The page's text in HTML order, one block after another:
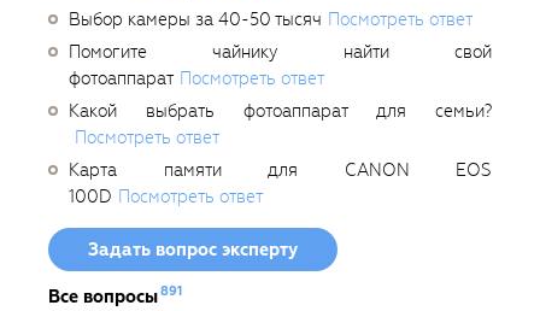
Выбор камеры за 40-50 тысяч Посмотреть ответ
Помогите чайнику найти свой
фотоаппарат Посмотреть ответ
Какой выбрать фотоаппарат для семьи?
Посмотреть ответ
Карта памяти для CANON EOS
100D Посмотреть ответ
Задать вопрос эксперту
Все вопросы891